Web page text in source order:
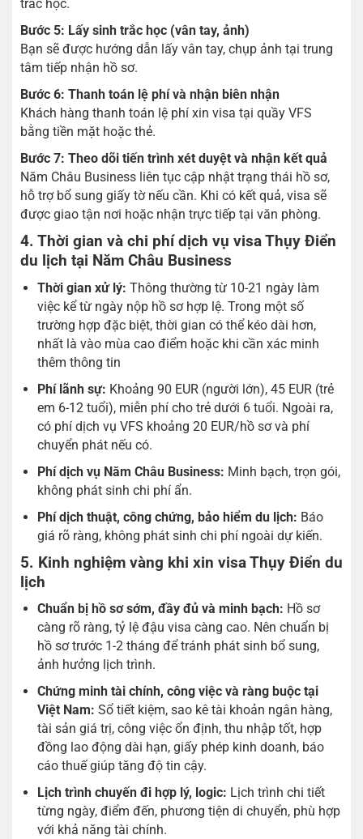
trắc học.
Bước 5: Lấy sinh trắc học (vân tay, ảnh)
Bạn sẽ được hướng dẫn lấy vân tay, chụp ảnh tại trung
tâm tiếp nhận hồ sơ.
Bước 6: Thanh toán lệ phí và nhận biên nhận
Khách hàng thanh toán lệ phí xin visa tại quầy VFS
bằng tiền mặt hoặc thẻ.
Bước 7: Theo dõi tiến trình xét duyệt và nhận kết quả
Năm Châu Business liên tục cập nhật trạng thái hồ sơ,
hỗ trợ bổ sung giấy tờ nếu cần. Khi có kết quả, visa sẽ
được giao tận nơi hoặc nhận trực tiếp tại văn phòng.
4. Thời gian và chi phí dịch vụ visa Thụy Điển
du lịch tại Năm Châu Business
Thời gian xử lý: Thông thường từ 10-21 ngày làm
việc kể từ ngày nộp hồ sơ hợp lệ. Trong một số
trường hợp đặc biệt, thời gian có thể kéo dài hơn,
nhất là vào mùa cao điểm hoặc khi cần xác minh
thêm thông tin
Phí lãnh sự: Khoảng 90 EUR (người lớn), 45 EUR (trẻ
em 6-12 tuổi), miễn phí cho trẻ dưới 6 tuổi. Ngoài ra,
có phí dịch vụ VFS khoảng 20 EUR/hồ sơ và phí
chuyển phát nếu có.
Phí dịch vụ Năm Châu Business: Minh bạch, trọn gói,
không phát sinh chi phí ẩn.
Phí dịch thuật, công chứng, bảo hiểm du lịch: Báo
giá rõ ràng, không phát sinh chi phí ngoài dự kiến.
5. Kinh nghiệm vàng khi xin visa Thụy Điển du
lịch
Chuẩn bị hồ sơ sớm, đầy đủ và minh bạch: Hồ sơ
càng rõ ràng, tỷ lệ đậu visa càng cao. Nên chuẩn bị
hồ sơ trước 1-2 tháng để tránh phát sinh bổ sung,
ảnh hưởng lịch trình.
Chứng minh tài chính, công việc và ràng buộc tại
Việt Nam: Sổ tiết kiệm, sao kê tài khoản ngân hàng,
tài sản giá trị, công việc ổn định, thu nhập tốt, hợp
đồng lao động dài hạn, giấy phép kinh doanh, báo
cáo thuế giúp tăng độ tin cậy.
Lịch trình chuyến đi hợp lý, logic: Lịch trình chi tiết
từng ngày, điểm đến, phương tiện di chuyển, phù hợp
với khả năng tài chính.